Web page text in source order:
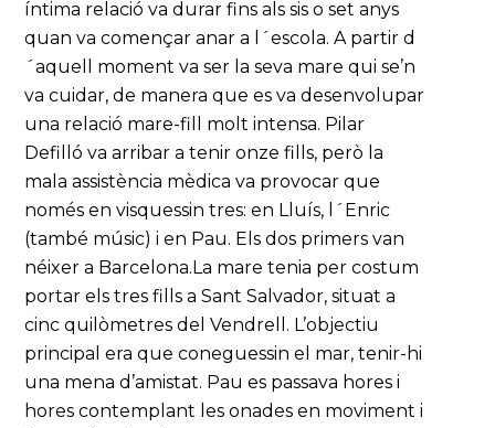
íntima relació va durar fins als sis o set anys
quan va començar anar a l´escola. A partir d
´aquell moment va ser la seva mare qui se’n
va cuidar, de manera que es va desenvolupar
una relació mare-fill molt intensa. Pilar
Defilló va arribar a tenir onze fills, però la
mala assistència mèdica va provocar que
només en visquessin tres: en Lluís, l´Enric
(també músic) i en Pau. Els dos primers van
néixer a Barcelona.La mare tenia per costum
portar els tres fills a Sant Salvador, situat a
cinc quilòmetres del Vendrell. L’objectiu
principal era que coneguessin el mar, tenir-hi
una mena d’amistat. Pau es passava hores i
hores contemplant les onades en moviment i